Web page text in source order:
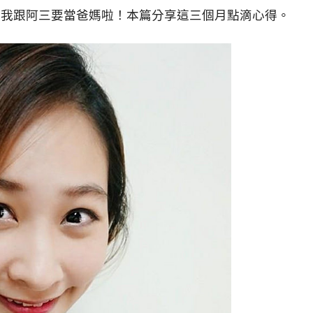
跟阿三要當爸媽啦！本篇分享這三個月點滴心得。